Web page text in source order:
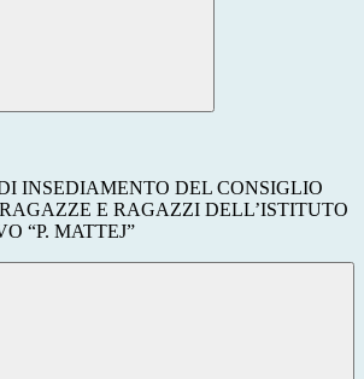
INSEDIAMENTO DEL CONSIGLIO
E RAGAZZI DELL’ISTITUTO
“P. MATTEJ”